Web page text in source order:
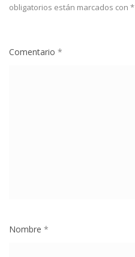
obligatorios están marcados con *
Comentario *
Nombre *